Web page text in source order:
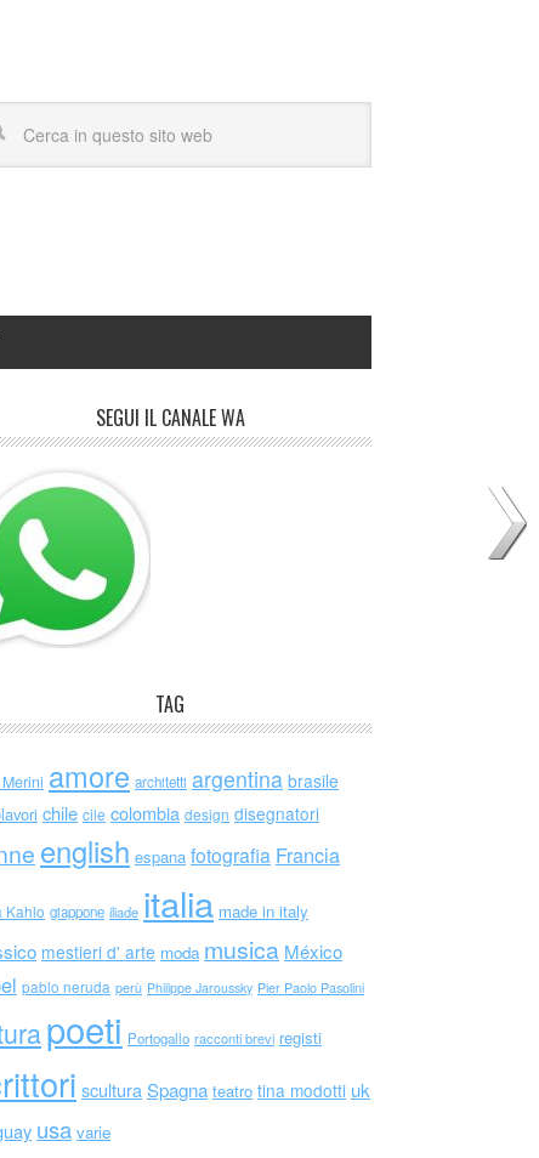
SEGUI IL CANALE WA
TAG
amore architetti argentina brasile
chile cile colombia design disegnatori
english espana fotografia Francia
Kahlo giappone iliade italia made in italy
mestieri d' arte moda musica México
pablo neruda perù Philippe Jaroussky Pier Paolo Pasolini
poeti Portogallo racconti brevi registi
scultura Spagna teatro tina modotti uk
usa varie